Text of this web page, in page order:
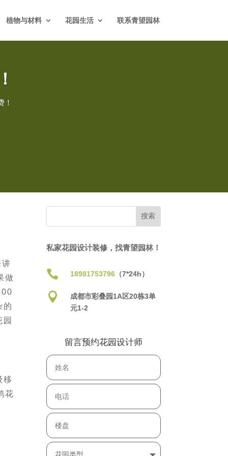
植物与材料 花园生活 联系青望园林
！
做
的
移
花
私家花园设计装修，找青望园林！
 18981753796（7*24h）

成都市彩叠园1A区20栋3单
元1-2
留言预约花园设计师